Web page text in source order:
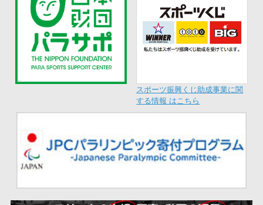
スポーツ振興くじ助成事業に関
する情報 はこちら